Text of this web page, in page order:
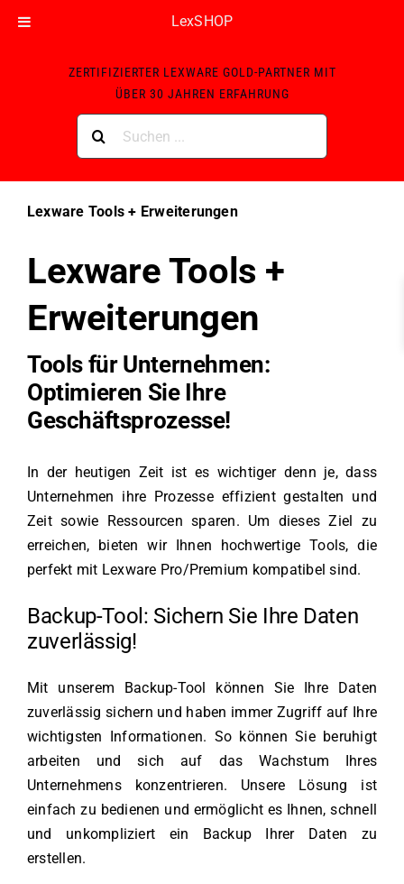
LexSHOP
ZERTIFIZIERTER LEXWARE GOLD-PARTNER MIT
ÜBER 30 JAHREN ERFAHRUNG
nach:
Lexware Tools + Erweiterungen
Lexware Tools +
Erweiterungen
Tools für Unternehmen:
Optimieren Sie Ihre
Geschäftsprozesse!
In der heutigen Zeit ist es wichtiger denn je, dass
Unternehmen ihre Prozesse effizient gestalten und
Zeit sowie Ressourcen sparen. Um dieses Ziel zu
erreichen, bieten wir Ihnen hochwertige Tools, die
perfekt mit Lexware Pro/Premium kompatibel sind.
Backup-Tool: Sichern Sie Ihre Daten
zuverlässig!
Mit unserem Backup-Tool können Sie Ihre Daten
zuverlässig sichern und haben immer Zugriff auf Ihre
wichtigsten Informationen. So können Sie beruhigt
arbeiten und sich auf das Wachstum Ihres
Unternehmens konzentrieren. Unsere Lösung ist
einfach zu bedienen und ermöglicht es Ihnen, schnell
und unkompliziert ein Backup Ihrer Daten zu
erstellen.